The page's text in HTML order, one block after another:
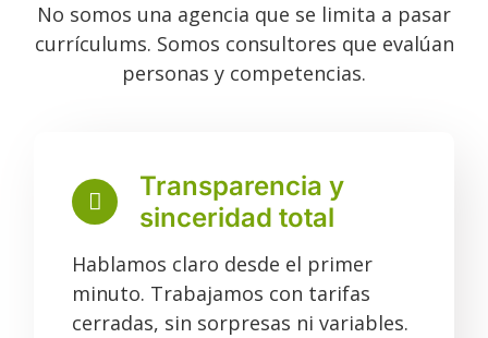
No somos una agencia que se limita a pasar
currículums. Somos consultores que evalúan
personas y competencias.
Transparencia y
sinceridad total
Hablamos claro desde el primer
minuto. Trabajamos con tarifas
cerradas, sin sorpresas ni variables.